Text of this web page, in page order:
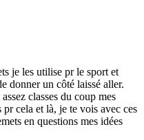
je les utilise pr le sport et
donner un côté laissé aller.
classes du coup mes
cela et là, je te vois avec ces
en questions mes idées